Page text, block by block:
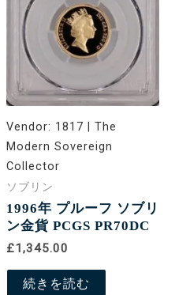
Vendor: 1817 | The
Modern Sovereign
Collector
ソブリン
1996年 プルーフ ソブリ
ン金貨 PCGS PR70DC
£1,345.00
続きを読む